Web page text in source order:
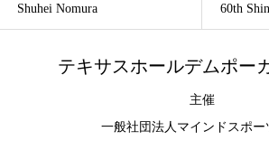
Shuhei Nomura 60th
テキサスホールデムポー
主催
一般社団法人マインドスポー